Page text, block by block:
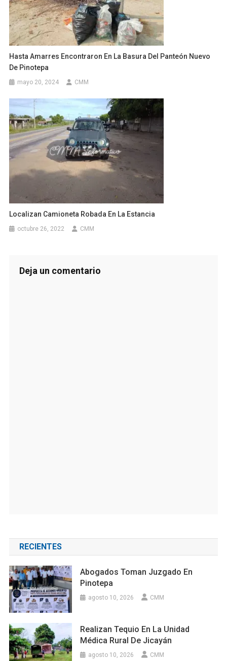
Hasta Amarres Encontraron En La Basura Del Panteón Nuevo
De Pinotepa
mayo 20, 2024 CMM
Localizan Camioneta Robada En La Estancia
octubre 26, 2022 CMM
Deja un comentario
RECIENTES
Abogados Toman Juzgado En
Pinotepa
agosto 10, 2026 CMM
Realizan Tequio En La Unidad
Médica Rural De Jicayán
agosto 10, 2026 CMM